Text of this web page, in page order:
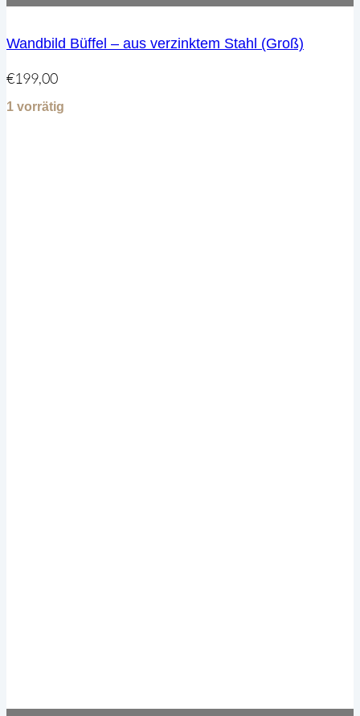
Wandbild Büffel – aus verzinktem Stahl (Groß)
€199,00
1 vorrätig